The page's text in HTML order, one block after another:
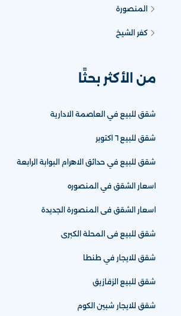
المنصورة
كفر الشيخ
من الأكثر بحثًا
شقق للبيع في العاصمة الادارية
شقق للبيع ٦ اكتوبر
شقق للبيع في حدائق الاهرام البوابة الرابعة
اسعار الشقق في المنصوره
اسعار الشقق فى المنصورة الجديدة
شقق للبيع فى المحلة الكبرى
شقق للايجار في طنطا
شقق للبيع الزقازيق
شقق للايجار شبين الكوم